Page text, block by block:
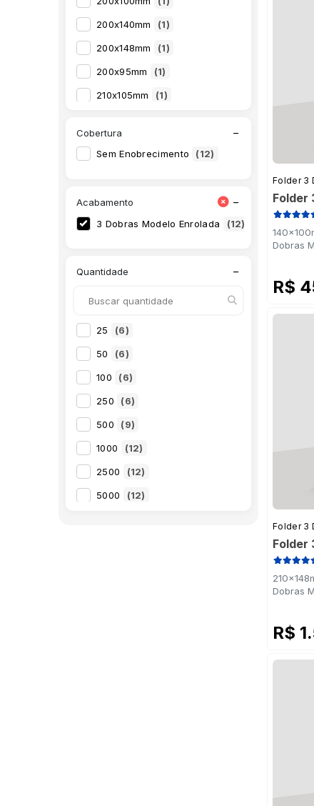
200x140mm (1)
200x148mm (1)
200x95mm (1)
210x105mm (1)
Cobertura −
Sem Enobrecimento (12)
Acabamento −
3 Dobras Modelo Enrolada (12)
Quantidade −
25 (6)
50 (6)
100 (6)
250 (6)
500 (9)
1000 (12)
2500 (12)
5000 (12)
Folder 3
Folder
Dobras
R$
Folder 3
Folder
Dobras
R$